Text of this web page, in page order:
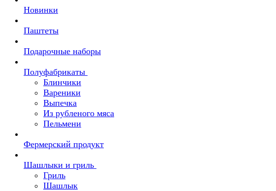
Новинки
Паштеты
Подарочные наборы
Полуфабрикаты
Блинчики
Вареники
Выпечка
Из рубленого мяса
Пельмени
Фермерский продукт
Шашлыки и гриль
Гриль
Шашлык